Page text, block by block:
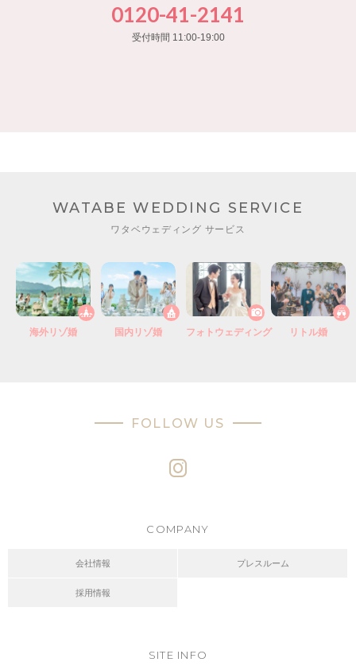
0120-41-2141
受付時間 11:00-19:00
WATABE WEDDING SERVICE
ワタベウェディング サービス
海外リゾ婚 国内リゾ婚 フォトウェディング リトル婚
FOLLOW US
COMPANY
会社情報 プレスルーム
採用情報
SITE INFO